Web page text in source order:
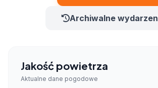
Archiwalne
Jakość powietrza
Aktualne dane pogodowe